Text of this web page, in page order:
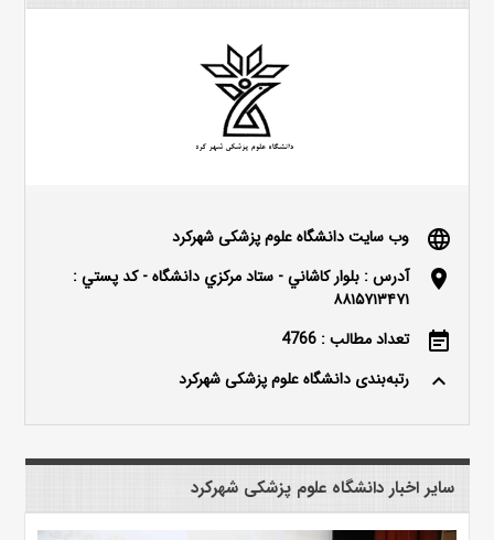
language وب سایت دانشگاه علوم پزشکی شهرکرد
location_on
آدرس : بلوار كاشاني - ستاد مركزي دانشگاه - كد پستي :
۸۸۱۵۷۱۳۴۷۱
event_note تعداد مطالب : 4766
keyboard_arrow_up رتبه‌بندی دانشگاه علوم پزشکی شهرکرد
سایر اخبار دانشگاه علوم پزشکی شهرکرد